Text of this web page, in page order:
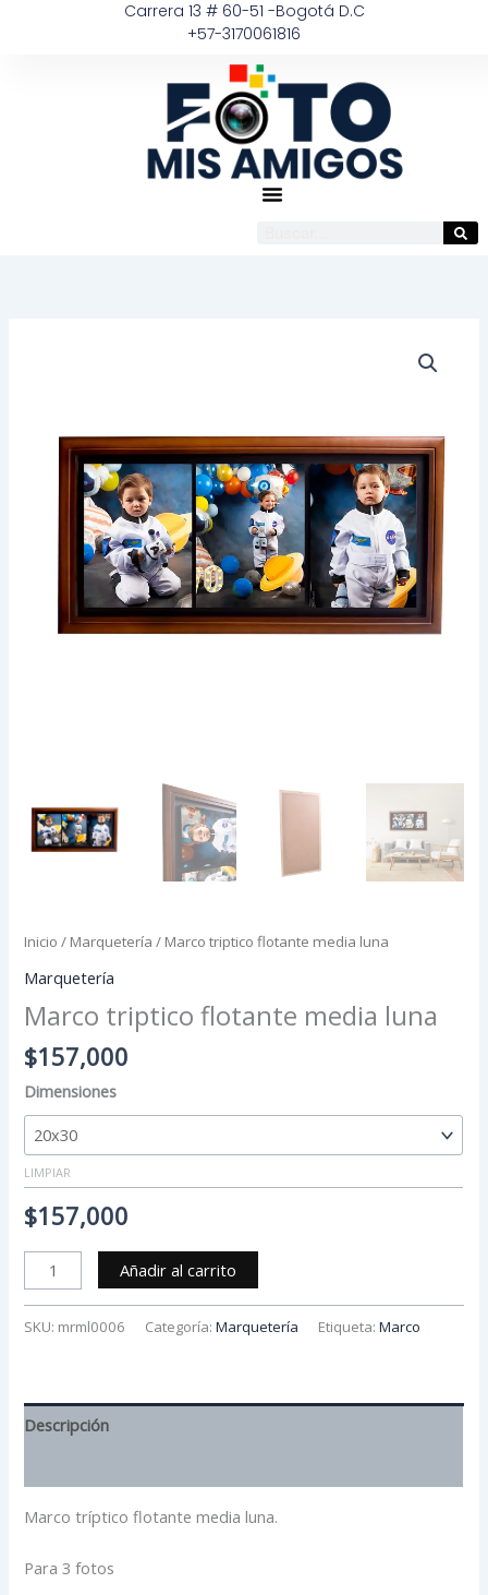
Carrera 13 # 60-51 -Bogotá D.C
+57-3170061816
Inicio / Marquetería / Marco triptico flotante media luna
Marquetería
Marco triptico flotante media luna
$157,000
Dimensiones
LIMPIAR
$157,000
cantidad
Añadir al carrito
SKU: mrml0006 Categoría:Marquetería Etiqueta:Marco
Descripción
Marco tríptico flotante media luna.
Para 3 fotos